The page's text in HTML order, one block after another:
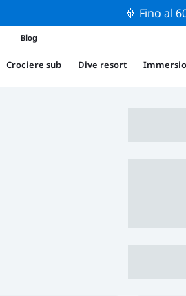
🚢 Fino al
Blog
Crociere sub Dive resort